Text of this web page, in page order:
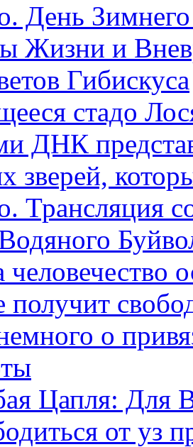
День
Жизни и
Гибискуса
стадо
ДНК
зверей,
Трансляция
человечество
получит
о
Цапля: Для
от уз